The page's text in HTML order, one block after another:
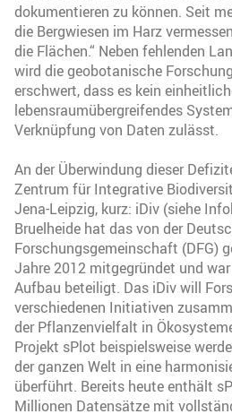
dokumentieren zu können. Seit
die Bergwiesen im Harz
die Flächen.“ Neben fehlenden
wird die geobotanische
erschwert, dass es kein
lebensraumübergreifendes
Verknüpfung von Daten zulässt.
An der Überwindung dieser
Zentrum für Integrative
Jena-Leipzig, kurz: iDiv (siehe
Bruelheide hat das von der
Forschungsgemeinschaft (DFG)
Jahre 2012 mitgegründet und
Aufbau beteiligt. Das iDiv will
verschiedenen Initiativen
der Pflanzenvielfalt in
Projekt sPlot beispielsweise
der ganzen Welt in eine
überführt. Bereits heute enthält
Millionen Datensätze mit